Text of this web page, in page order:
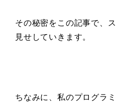
その秘密をこの記事で、
見せしていきます。
ちなみに、私のプログラ